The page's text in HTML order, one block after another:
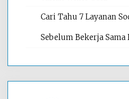
Cari Tahu 7 Layanan
Sebelum Bekerja Sama